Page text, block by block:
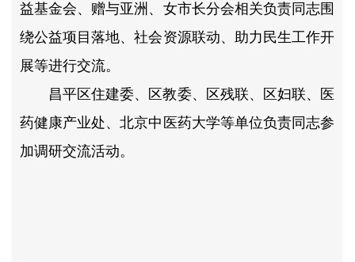
益基金会、赠与亚洲、女市长分会相关负责同志围
绕公益项目落地、社会资源联动、助力民生工作开
展等进行交流。
昌平区住建委、区教委、区残联、区妇联、医
药健康产业处、北京中医药大学等单位负责同志参
加调研交流活动。